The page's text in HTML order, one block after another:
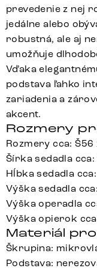
prevedenie z nej
jedálne alebo
robustná, ale aj
umožňuje
Vďaka
podstava ľahko
zariadenia a
akcent.
Rozmery
Rozmery cca: Š56
Šírka sedadla cca:
Hĺbka sedadla
Výška sedadla
Výška operadla
Výška opierok
Materiál
Škrupina:
Podstava: